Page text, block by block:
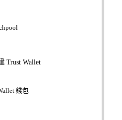
Trust Wallet
錢包